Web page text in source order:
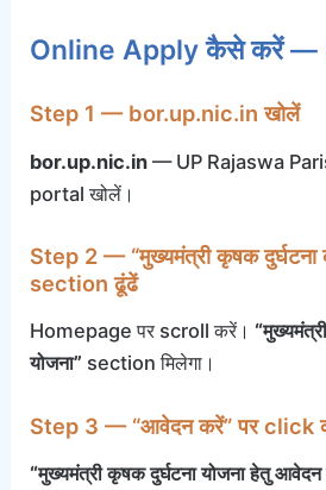
Online Apply कैसे करें —
Step 1 — bor.up.nic.in खोलें
bor.up.nic.in — UP Rajaswa
portal खोलें।
Step 2 — “मुख्यमंत्री कृषक दुर्घटना
section ढूंढें
Homepage पर scroll करें।
योजना” section मिलेगा।
Step 3 — “आवेदन करें” पर click
“मुख्यमंत्री कृषक दुर्घटना योजना हेतु